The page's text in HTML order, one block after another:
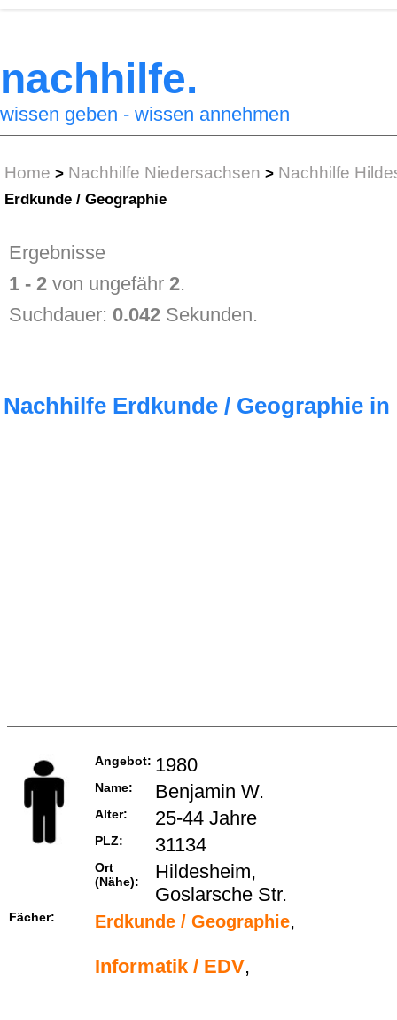
nachhilfe.
wissen geben - wissen annehmen
Home > Nachhilfe Niedersachsen > Nachhilfe
Erdkunde / Geographie
Ergebnisse
1 - 2 von ungefähr2.
Suchdauer: 0.042 Sekunden.
Nachhilfe Erdkunde / Geographie
Angebot: 1980
Name: Benjamin W.
Alter: 25-44 Jahre
PLZ: 31134
Ort
(Nähe):
Hildesheim,
Goslarsche Str.
Fächer: Erdkunde / Geographie,
Informatik / EDV,